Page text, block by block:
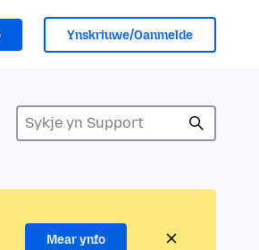
Ynskriuwe/Oanmelde
Mear ynfo